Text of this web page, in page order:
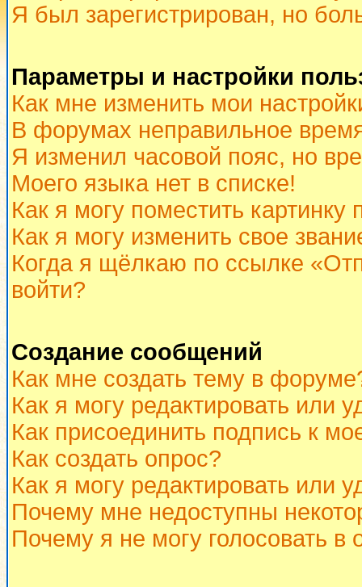
Я был зарегистрирован, но
Параметры и настройки
Как мне изменить мои
В форумах неправильное
Я изменил часовой пояс, но
Моего языка нет в списке!
Как я могу поместить
Как я могу изменить свое
Когда я щёлкаю по ссылке
войти?
Создание сообщений
Как мне создать тему в
Как я могу редактировать или
Как присоединить подпись к
Как создать опрос?
Как я могу редактировать или
Почему мне недоступны
Почему я не могу голосовать в